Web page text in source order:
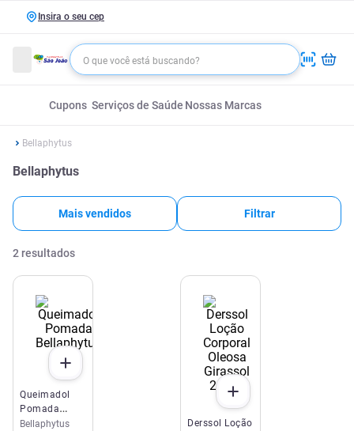
Insira o seu cep
Cupons Serviços de Saúde Nossas Marcas
Bellaphytus
Bellaphytus
Mais vendidos Filtrar
2 resultados
Queimadol
Pomada
Bellaphytus
Bellaphytus
Derssol Loção